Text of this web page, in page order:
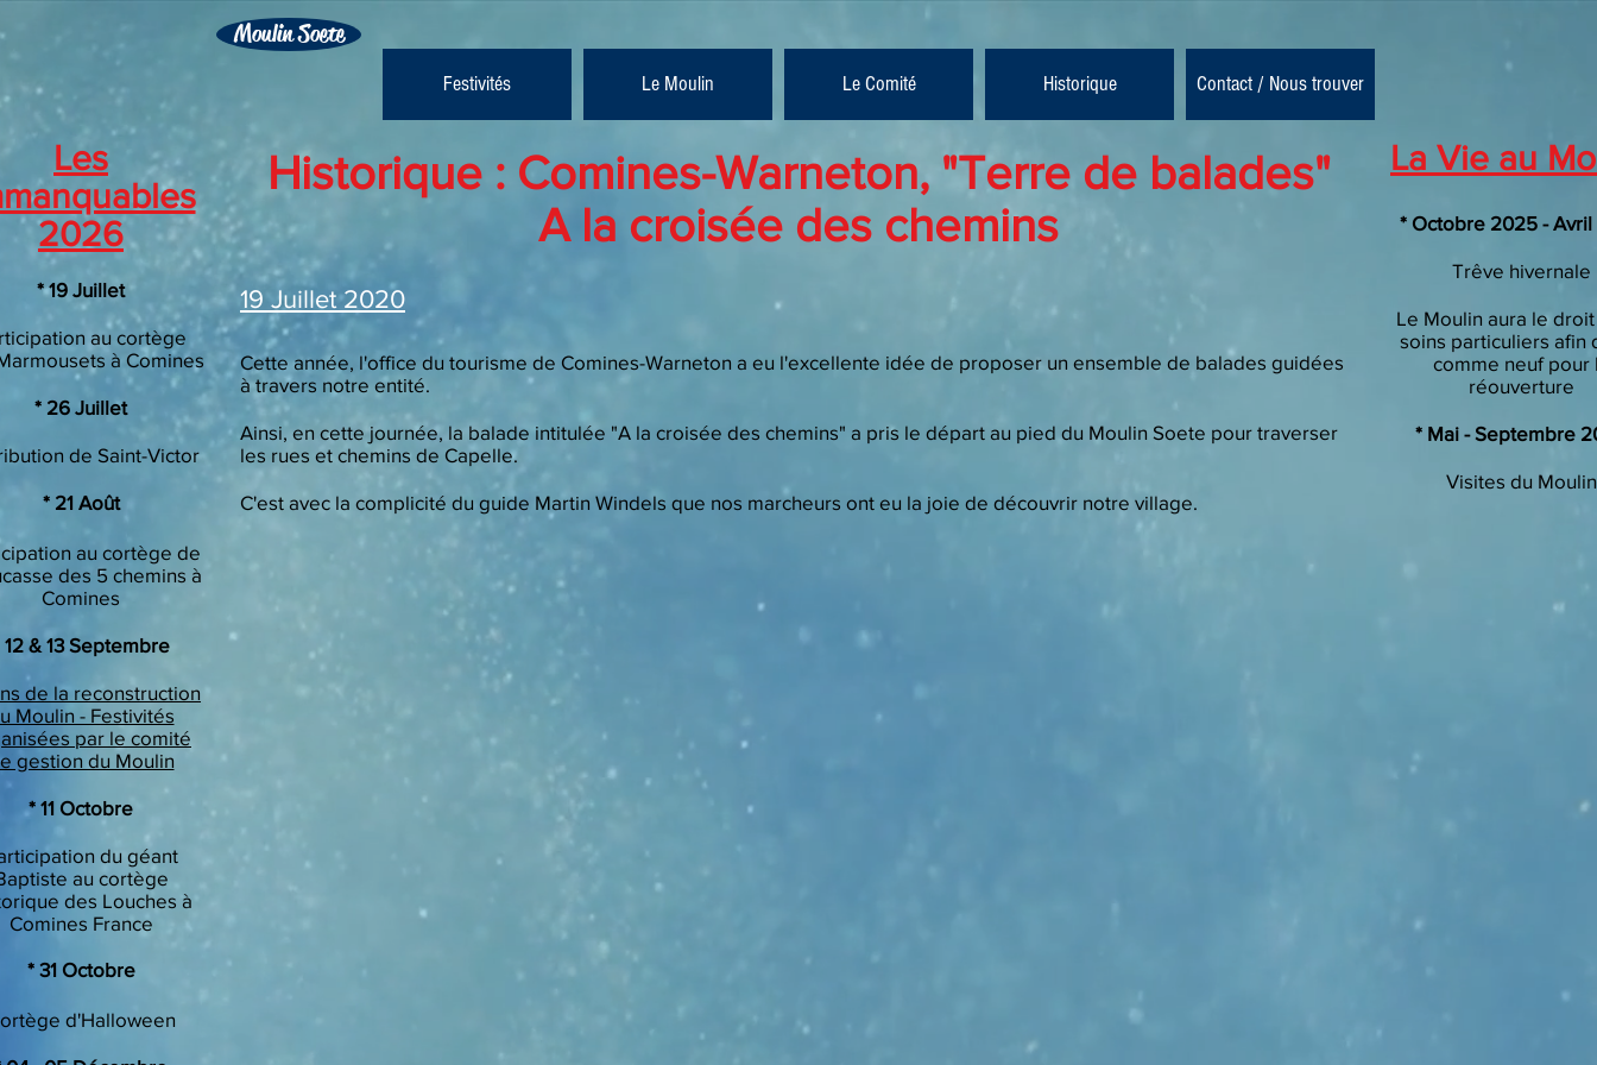
Moulin Soete
Festivités Le Moulin Le Comité Historique Contact / Nous trouver
Historique : Comines-Warneton, "Terre de balades"
A la croisée des chemins
19 Juillet 2020
Cette année, l'office du tourisme de Comines-Warneton a eu l'excellente idée de proposer un ensemble de balades guidées
à travers notre entité.
Ainsi, en cette journée, la balade intitulée "A la croisée des chemins" a pris le départ au pied du Moulin Soete pour traverser
les rues et chemins de Capelle.
C'est avec la complicité du guide Martin Windels que nos marcheurs ont eu la joie de découvrir notre village.
Les
2026
​* 19 Juillet
au cortège
à Comines
​* 26 Juillet
de Saint-Victor
* 21 Août
au cortège de
des 5 chemins à
Comines
12 & 13 Septembre
de la reconstruction
Moulin - Festivités
par le comité
gestion du Moulin
* 11 Octobre
du géant
au cortège
des Louches à
Comines France
​* 31 Octobre
d'Halloween
La Vie au
* Octobre 2025 -
Trêve hivernale
Le Moulin aura le
soins particuliers afin
comme neuf pour
réouverture
* Mai - Septembre
Visites du Moulin